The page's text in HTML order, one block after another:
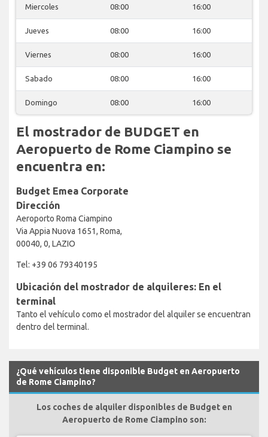
Miercoles 08:00 16:00
Jueves 08:00 16:00
Viernes 08:00 16:00
Sabado 08:00 16:00
Domingo 08:00 16:00
El mostrador de BUDGET en
Aeropuerto de Rome Ciampino se
encuentra en:
Budget Emea Corporate
Dirección
Aeroporto Roma Ciampino
Via Appia Nuova 1651, Roma,
00040, 0, LAZIO
Tel: +39 06 79340195
Ubicación del mostrador de alquileres: En el
terminal
Tanto el vehículo como el mostrador del alquiler se encuentran
dentro del terminal.
¿Qué vehículos tiene disponible Budget en Aeropuerto
de Rome Ciampino?
Los coches de alquiler disponibles de Budget en
Aeropuerto de Rome Ciampino son: